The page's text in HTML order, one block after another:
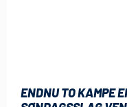
ENDNU TO KAMPE